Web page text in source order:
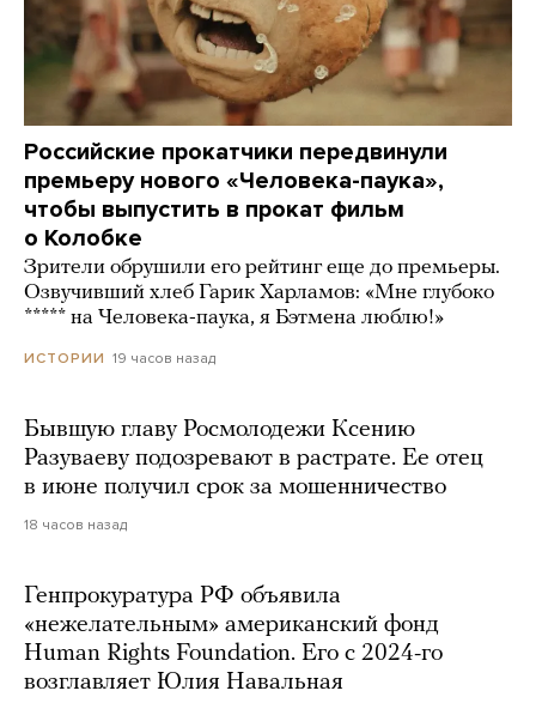
Российские прокатчики передвинули
премьеру нового «Человека-паука»,
чтобы выпустить в прокат фильм
о Колобке
Зрители обрушили его рейтинг еще до премьеры.
Озвучивший хлеб Гарик Харламов: «Мне глубоко
***** на Человека-паука, я Бэтмена люблю!»
ИСТОРИИ 19 часов назад
Бывшую главу Росмолодежи Ксению
Разуваеву подозревают в растрате. Ее отец
в июне получил срок за мошенничество
18 часов назад
Генпрокуратура РФ объявила
«нежелательным» американский фонд
Human Rights Foundation. Его с 2024-го
возглавляет Юлия Навальная